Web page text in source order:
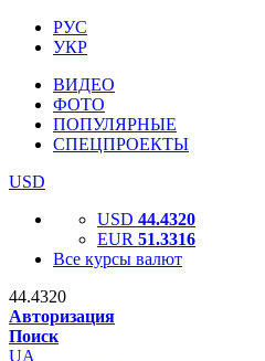
РУС
УКР
ВИДЕО
ФОТО
ПОПУЛЯРНЫЕ
СПЕЦПРОЕКТЫ
USD
USD 44.4320
EUR 51.3316
Все курсы валют
44.4320
Авторизация
Поиск
UA